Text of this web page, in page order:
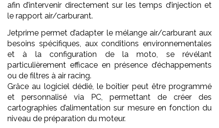
afin d’intervenir directement sur les temps d’injection et
le rapport air/carburant.
Jetprime permet d’adapter le mélange air/carburant aux
besoins spécifiques, aux conditions environnementales
et à la configuration de la moto, se révélant
particulièrement efficace en présence d’échappements
ou de filtres à air racing.
Grâce au logiciel dédié, le boîtier peut être programmé
et personnalisé via PC, permettant de créer des
cartographies d’alimentation sur mesure en fonction du
niveau de préparation du moteur.